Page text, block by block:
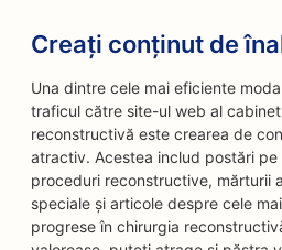
Creați conținut de
Una dintre cele mai eficiente
traficul către site-ul web al
reconstructivă este crearea de
atractiv. Acestea includ postări
proceduri reconstructive, mărturii
speciale și articole despre cele
progrese în chirurgia